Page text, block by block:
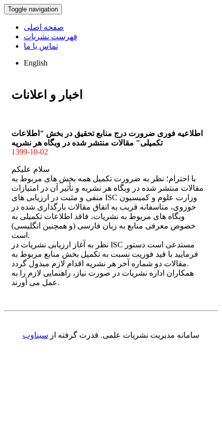
Toggle navigation
صفحه اصلی
فهرست نشریات
تماس با ما
English
اخبار و اعلانات
اطلاعیه فوری ضرورت درج منابع تحقیق در بخش "اطلاعات
تکمیلی" مقالات منتشر شده در وبگاه هر نشریه
1399-10-02
سلام علیکم
با احترام؛ نظر به ضرورت تکمیل همه بخش های مربوط به
مقالات منتشر شده در وبگاه هر نشریه و تأثیر آن در امتیازات
منفی و مثبت در ارزیابی های ISC وزارت علوم و کمیسیون
حوزوی، متاسفانه قریب به اتفاق مقالات بارگذاری شده در
وبگاه های مربوط به نشریات، فاقد اطلاعات تکمیلی به
خصوص معرفی منابع به زبان فارسی (و همچنین انگلیسی)
است.
نظر به آغاز ارزیابی نشریات در ISC مستدعی است دستور
فرمایید با قید فوریت نسبت به تکمیل بخش منابع مربوط به
مقالات دو شماره آخر هر نشریه اقدام لازم مبذول گردد.
همکاران اداره نشریات در صورت نیاز، راهنمایی لازم را به
عمل می آورند.
سامانه مدیریت نشریات علمی. قدرت گرفته از سیناوب